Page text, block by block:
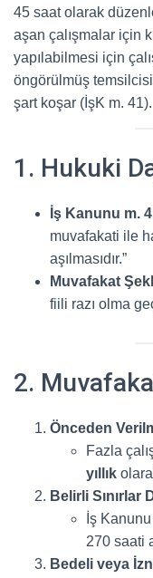
45 saat olarak
aşan çalışmalar için
yapılabilmesi için
öngörülmüş
şart koşar (İşK m. 41).
1. Hukuki
İş Kanunu m.
muvafakati ile
aşılmasıdır.”
Muvafakat
fiili razı olma
2.
Önceden
Fazla
yıllık
Belirli Sınırlar
İş
270 saati
Bedeli veya